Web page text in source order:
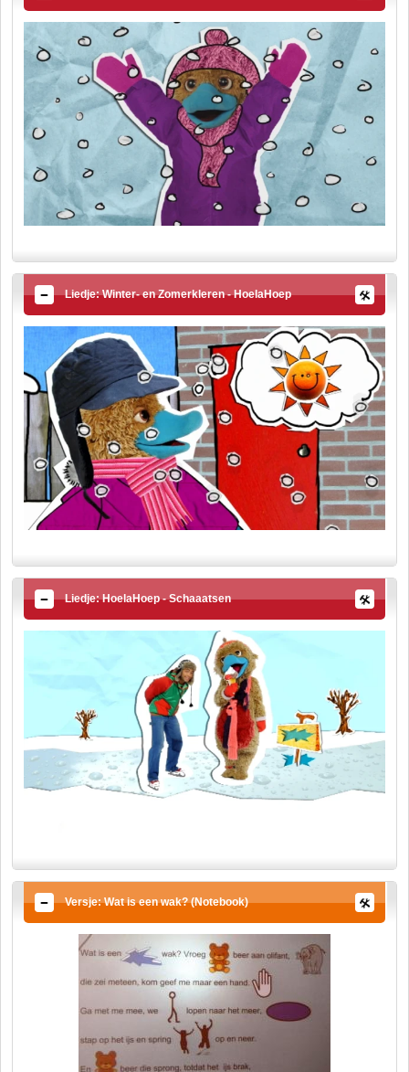
Liedje: Winter- en Zomerkleren - HoelaHoep
Liedje: HoelaHoep - Schaaatsen
Versje: Wat is een wak? (Notebook)